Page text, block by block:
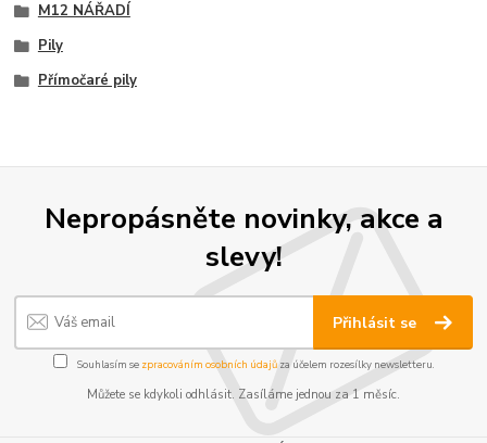
M12 NÁŘADÍ
Pily
Přímočaré pily
Nepropásněte novinky, akce a
slevy!
Přihlásit se
Souhlasím se zpracováním osobních údajůza účelem rozesílky newsletteru.
Můžete se kdykoli odhlásit. Zasíláme jednou za 1 měsíc.